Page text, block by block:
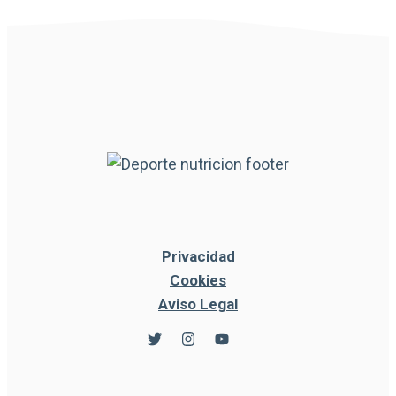
Privacidad
Cookies
Aviso Legal